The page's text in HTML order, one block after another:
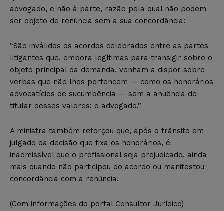
advogado, e não à parte, razão pela qual não podem
ser objeto de renúncia sem a sua concordância:
“São inválidos os acordos celebrados entre as partes
litigantes que, embora legítimas para transigir sobre o
objeto principal da demanda, venham a dispor sobre
verbas que não lhes pertencem — como os honorários
advocatícios de sucumbência — sem a anuência do
titular desses valores: o advogado.”
A ministra também reforçou que, após o trânsito em
julgado da decisão que fixa os honorários, é
inadmissível que o profissional seja prejudicado, ainda
mais quando não participou do acordo ou manifestou
concordância com a renúncia.
(Com informações do portal Consultor Jurídico)